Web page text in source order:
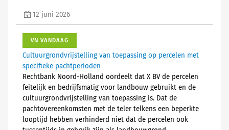
12 juni 2026
VN VANDAAG
Cultuurgrondvrijstelling van toepassing op percelen met
specifieke pachtperioden
Rechtbank Noord-Holland oordeelt dat X BV de percelen
feitelijk en bedrijfsmatig voor landbouw gebruikt en de
cultuurgrondvrijstelling van toepassing is. Dat de
pachtovereenkomsten met de teler telkens een beperkte
looptijd hebben verhinderd niet dat de percelen ook